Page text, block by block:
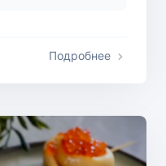
Подробнее